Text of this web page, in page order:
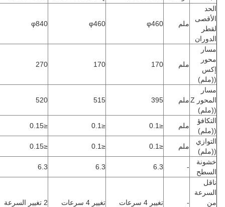
ملم φ460
φ460
φ840
ملم 170
170
270
المحور Zملم 395
515
520
ملم
ملم
-
تغيير 4 سرعات تغيير 4 سرعات